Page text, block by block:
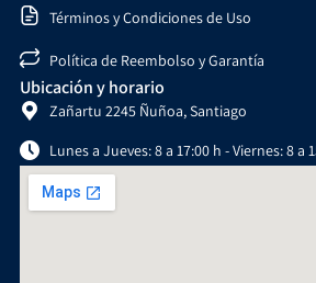
Términos y Condiciones de Uso
Política de Reembolso y Garantía
Ubicación y horario
Zañartu 2245 Ñuñoa, Santiago
Lunes a Jueves: 8 a 17:00 h - Viernes: 8 a